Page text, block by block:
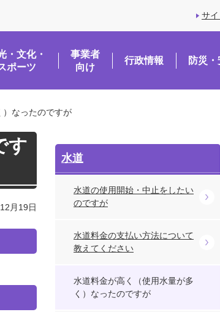
サ
・文化・
ポーツ
事業者
向け
行政情報 防災
）なったのですが
す
月19日
水道
水道の使用開始・中止をしたい
のですが
水道料金の支払い方法について
教えてください
水道料金が高く（使用水量が多
く）なったのですが